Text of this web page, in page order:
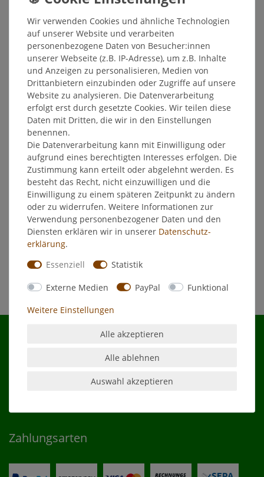
10,65 € *
4 Stück | 2,66 € / Stück
In den Warenkorb
* inkl. ges. MwSt.zzgl.Versandkosten
Naturen Leimringe 2,5 m - Baum
Ameisen Blutläusen Ameisen
Frostspannern
7,55 € *
inkl. ges. MwSt. Versandkosten
Naturen Leimringe 5 m - Baum
Ameisen Blutläusen Obstbäume
Zierbäume
12,05 € *
In den Warenkorb
Zahlungsarten
Wir verwenden Cookies und ähnliche Technologien
auf unserer Website und verarbeiten
personenbezogene Daten von Besucher:innen
unserer Webseite (z.B. IP-Adresse), um z.B. Inhalte
und Anzeigen zu personalisieren, Medien von
Drittanbietern einzubinden oder Zugriffe auf unsere
Website zu analysieren. Die Datenverarbeitung
erfolgt erst durch gesetzte Cookies. Wir teilen diese
Daten mit Dritten, die wir in den Einstellungen
benennen.
Die Datenverarbeitung kann mit Einwilligung oder
aufgrund eines berechtigten Interesses erfolgen. Die
Zustimmung kann erteilt oder abgelehnt werden. Es
besteht das Recht, nicht einzuwilligen und die
Einwilligung zu einem späteren Zeitpunkt zu ändern
oder zu widerrufen. Weitere Informationen zur
Verwendung personenbezogener Daten und den
Diensten erklären wir in unserer Daten­schutz­
erklärung.
Essenziell
Statistik
Externe Medien PayPal Funktional
Weitere Einstellungen
Alle akzeptieren
Alle ablehnen
Auswahl akzeptieren